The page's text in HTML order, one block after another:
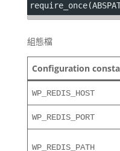
組態檔
Configuration
WP_REDIS_HOST
WP_REDIS_PORT
WP_REDIS_PATH